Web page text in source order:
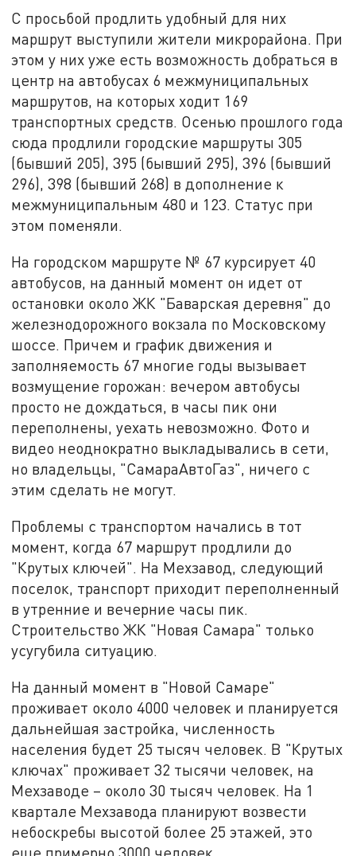
С просьбой продлить удобный для них
маршрут выступили жители микрорайона. При
этом у них уже есть возможность добраться в
центр на автобусах 6 межмуниципальных
маршрутов, на которых ходит 169
транспортных средств. Осенью прошлого года
сюда продлили городские маршруты 305
(бывший 205), 395 (бывший 295), 396 (бывший
296), 398 (бывший 268) в дополнение к
межмуниципальным 480 и 123. Статус при
этом поменяли.
На городском маршруте № 67 курсирует 40
автобусов, на данный момент он идет от
остановки около ЖК "Баварская деревня" до
железнодорожного вокзала по Московскому
шоссе. Причем и график движения и
заполняемость 67 многие годы вызывает
возмущение горожан: вечером автобусы
просто не дождаться, в часы пик они
переполнены, уехать невозможно. Фото и
видео неоднократно выкладывались в сети,
но владельцы, "СамараАвтоГаз", ничего с
этим сделать не могут.
Проблемы с транспортом начались в тот
момент, когда 67 маршрут продлили до
"Крутых ключей". На Мехзавод, следующий
поселок, транспорт приходит переполненный
в утренние и вечерние часы пик.
Строительство ЖК "Новая Самара" только
усугубила ситуацию.
На данный момент в "Новой Самаре"
проживает около 4000 человек и планируется
дальнейшая застройка, численность
населения будет 25 тысяч человек. В "Крутых
ключах" проживает 32 тысячи человек, на
Мехзаводе – около 30 тысяч человек. На 1
квартале Мехзавода планируют возвести
небоскребы высотой более 25 этажей, это
еще примерно 3000 человек.